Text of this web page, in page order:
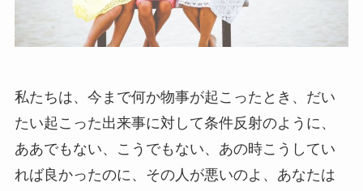
私たちは、今まで何か物事が起こったとき、だい
たい起こった出来事に対して条件反射のように、
ああでもない、こうでもない、あの時こうしてい
れば良かったのに、その人が悪いのよ、あなたは